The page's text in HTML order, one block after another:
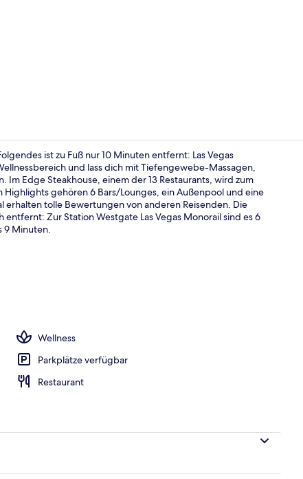
Signature-
ist zu Fuß nur 10 Minuten entfernt: Las Vegas
und lass dich mit Tiefengewebe-Massagen,
Edge Steakhouse, einem der 13 Restaurants, wird zum
gehören 6 Bars/Lounges, ein Außenpool und eine
tolle Bewertungen von anderen Reisenden. Die
Zur Station Westgate Las Vegas Monorail sind es 6
9 Minuten.
Wellness
Parkplätze verfügbar
Restaurant